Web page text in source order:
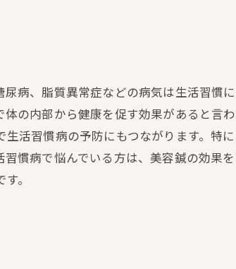
病、脂質異常症などの病気は生活習慣
の内部から健康を促す効果があると言
活習慣病の予防にもつながります。特
慣病で悩んでいる方は、美容鍼の効果
。